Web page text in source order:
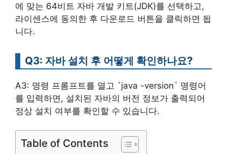
에 맞는 64비트 자바 개발 키트(JDK)를 선택하고,
라이센스에 동의한 후 다운로드 버튼을 클릭하면 됩
니다.
Q3: 자바 설치 후 어떻게 확인하나요?
A3: 명령 프롬프트를 열고 `java -version` 명령어
를 입력하면, 설치된 자바의 버전 정보가 출력되어
정상 설치 여부를 확인할 수 있습니다.
Table of Contents